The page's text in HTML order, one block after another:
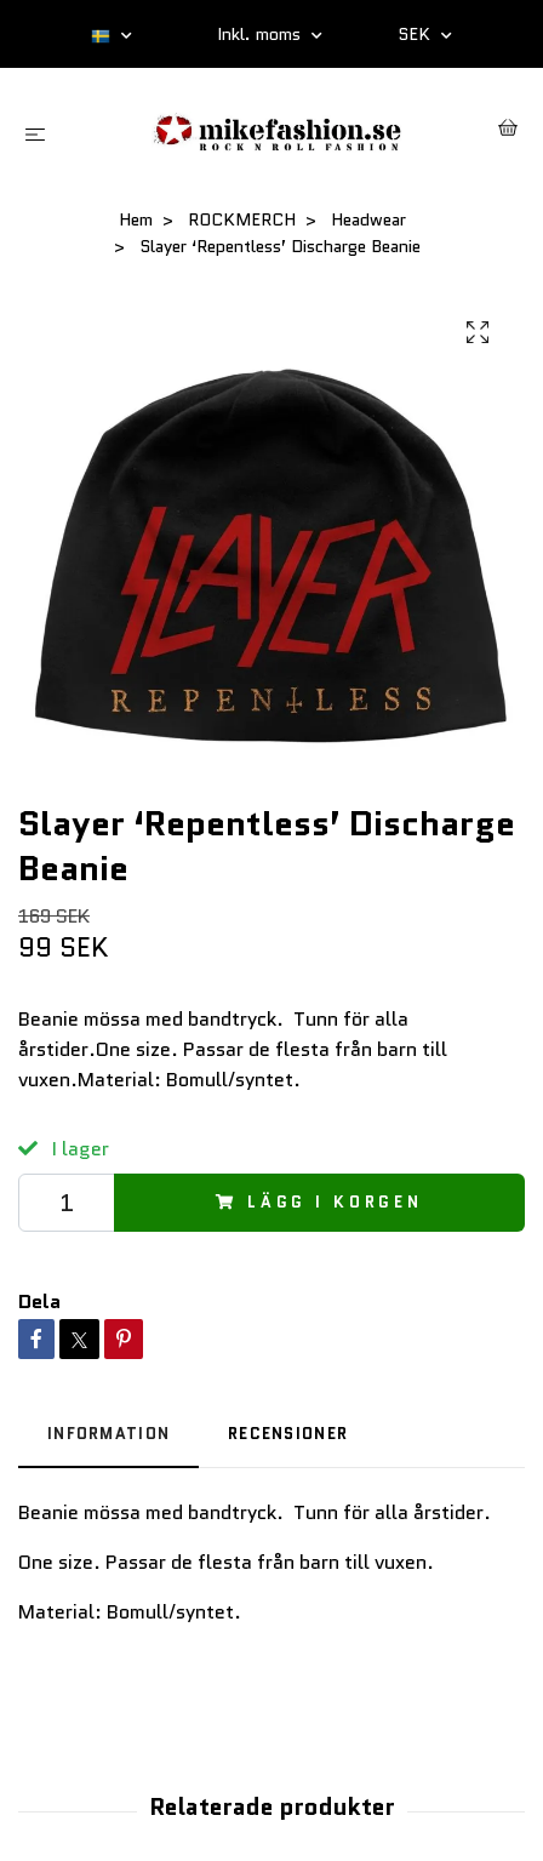
Inkl. moms SEK
Hem ROCKMERCH
Headwear
Slayer ‘Repentless’ Discharge Beanie
Slayer ‘Repentless’ Discharge
Beanie
169 SEK
99 SEK
Beanie mössa med bandtryck. Tunn för alla
årstider.One size. Passar de flesta från barn till
vuxen.Material: Bomull/syntet.
I lager
LÄGG I KORGEN
Dela
INFORMATION RECENSIONER
Beanie mössa med bandtryck. Tunn för alla årstider.
One size. Passar de flesta från barn till vuxen.
Material: Bomull/syntet.